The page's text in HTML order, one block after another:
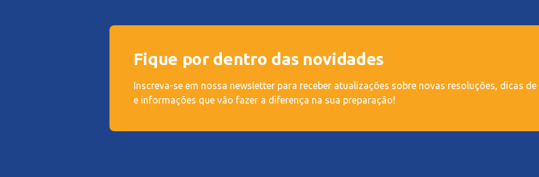
Fique por dentro das novidades
Inscreva-se em nossa newsletter para receber atualizações sobre novas resoluções, dicas
e informações que vão fazer a diferença na sua preparação!